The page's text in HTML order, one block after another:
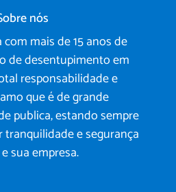
nós
mais de 15 anos de
de desentupimento em
responsabilidade e
que é de grande
publica, estando sempre
e segurança
sua empresa.